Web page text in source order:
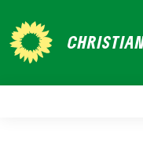
zum
Inhalt